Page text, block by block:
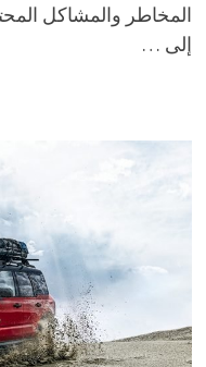
المخاطر والمشاكل
إلى …